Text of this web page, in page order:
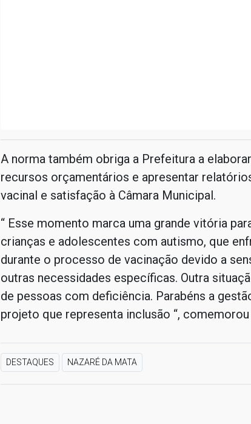
A norma também obriga a Prefeitura a
recursos orçamentários e apresentar
vacinal e satisfação à Câmara Municipal.
“ Esse momento marca uma grande vitória
crianças e adolescentes com autismo, que
durante o processo de vacinação devido a
outras necessidades específicas. Outra
de pessoas com deficiência. Parabéns a
projeto que representa inclusão “, comemorou
DESTAQUES NAZARÉ DA MATA